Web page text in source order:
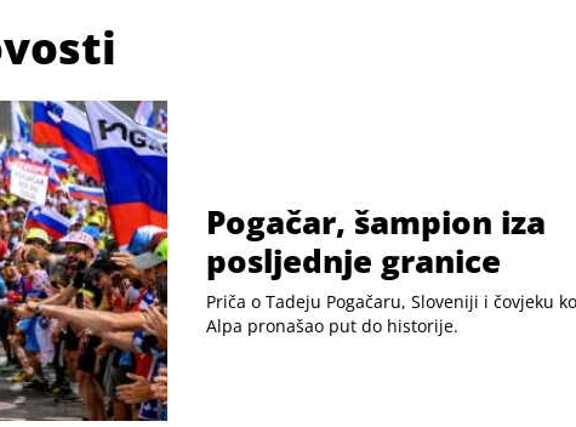
Pogačar, šampion iza
posljednje granice
Priča o Tadeju Pogačaru, Sloveniji i čovjeku
Alpa pronašao put do historije.